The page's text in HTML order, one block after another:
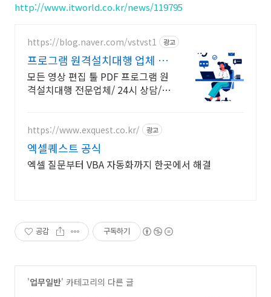
http://www.itworld.co.kr/news/119795
https://blog.naver.com/vstvst1 광고
프로그램 원격설치대행 업체 프
로그램 원격설치대행 전문
모든 영상 편집 툴 PDF 프로그램 원
격설치대행 전문업체/ 24시 상담/
상담/ 영구AS
https://www.exquest.co.kr/ 광고
엑셀퀘스트 공식
엑셀 질문부터 VBA 자동화까지 한곳에서 해결
공감 구독하기
'업무일반' 카테고리의 다른 글